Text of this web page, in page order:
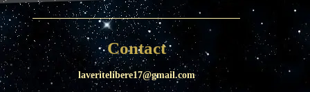
Contact
laveritelibere17@gmail.com